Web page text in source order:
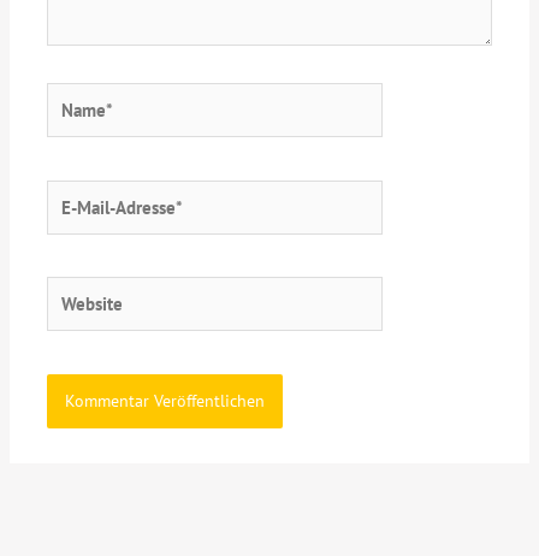
Mail-
Adresse*